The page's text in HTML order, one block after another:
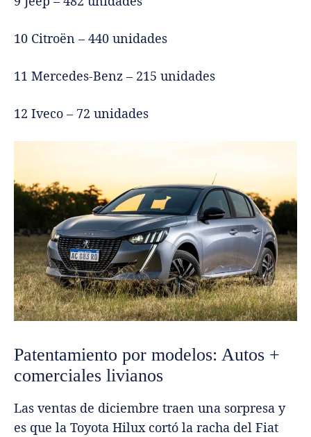
10 Citroën – 440 unidades
11 Mercedes-Benz – 215 unidades
12 Iveco – 72 unidades
Patentamiento por modelos: Autos +
comerciales livianos
Las ventas de diciembre traen una sorpresa y
es que la Toyota Hilux cortó la racha del Fiat